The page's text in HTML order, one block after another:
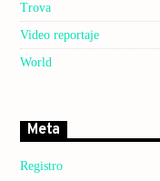
Trova
Video reportaje
World
Meta
Registro